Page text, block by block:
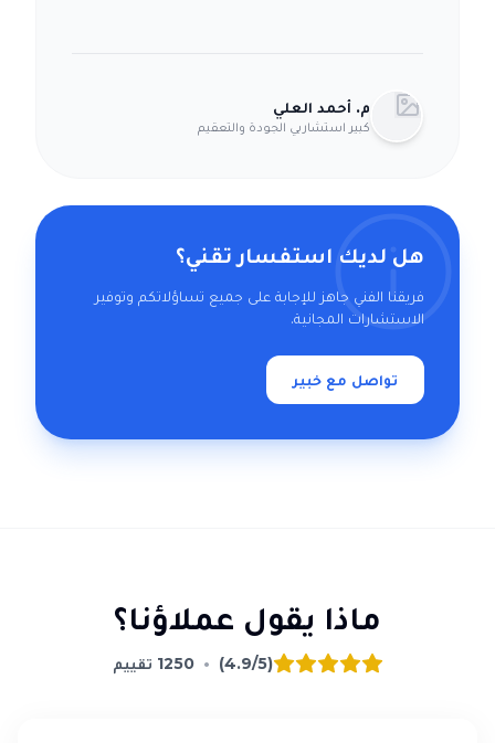
م. أحمد العلي
كبير استشاريي الجودة والتعقيم
هل لديك استفسار تقني؟
فريقنا الفني جاهز للإجابة على جميع تساؤلاتكم وتوفير
الاستشارات المجانية.
تواصل مع خبير
ماذا يقول عملاؤنا؟
(4.9/5)
•
1250 تقييم